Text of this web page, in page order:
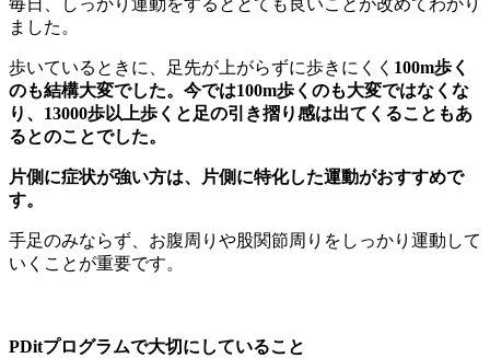
ました。
歩いているときに、足先が上がらずに歩きにくく 100m歩く
のも結構大変でした。今では100m歩くのも大変ではなくな
り、 13000歩以上歩くと足の引き摺り感は出てくることもあ
るとのことでした。
片側に症状が強い方は、片側に特化した運動がおすすめで
す。
手足のみならず、お腹周りや股関節周りをしっかり運動して
いくことが重要です。
PDitプログラムで大切にしていること